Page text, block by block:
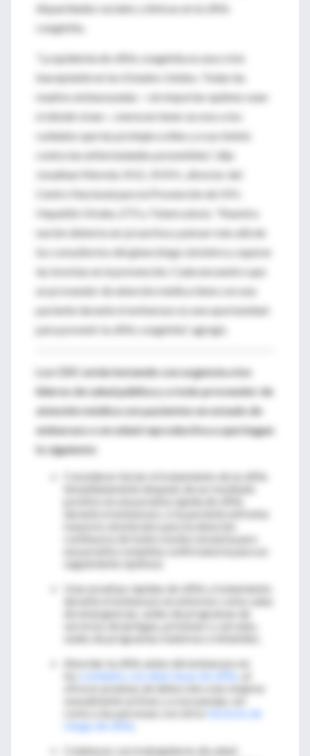
disparidades raciales y étnicas en la sífilis
congénita.
“La epidemia de sífilis congénita es una crisis
inaceptable en los Estados Unidos. Todas las
madres embarazadas —sin importar quiénes sean
ni dónde vivan—, merecen tener acceso a los
cuidados que las protejan a ellas y a sus bebés
contra las enfermedades prevenibles”, dijo
Jonathan Mermin, M.D., M.P.H., director del
Centro Nacional para la Prevención de VIH,
Hepatitis Virales, ETS y Tuberculosis. “Nuestra
nación debería ser proactiva y pensar más allá de
los consultorios del ginecólogo obstetra y superar
las brechas en la prevención. Cada encuentro que
un proveedor de atención médica tiene con una
paciente durante el embarazo es una oportunidad
para prevenir la sífilis congénita”, agregó.
Los CDC estáninstando con urgencia a los
líderes de salud pública y a todo proveedor de
atención médica con pacientes en estado de
embarazo o en edad reproductiva a que hagan
lo siguiente
Considerar iniciar el tratamiento de la sífilis
durante el embarazo, si la paciente enfrenta
continua (y de todos modos enviarla para
una prueba completa confirmatoria para un
Usar pruebas rápidas de sífilis y tratamiento
servicios de jeringas, prisiones o cárceles,
Abordar la sífilis antes del embarazo en
ofrecer pruebas de detección a las mujeres
factores de
Colaborar con trabajadores de salud